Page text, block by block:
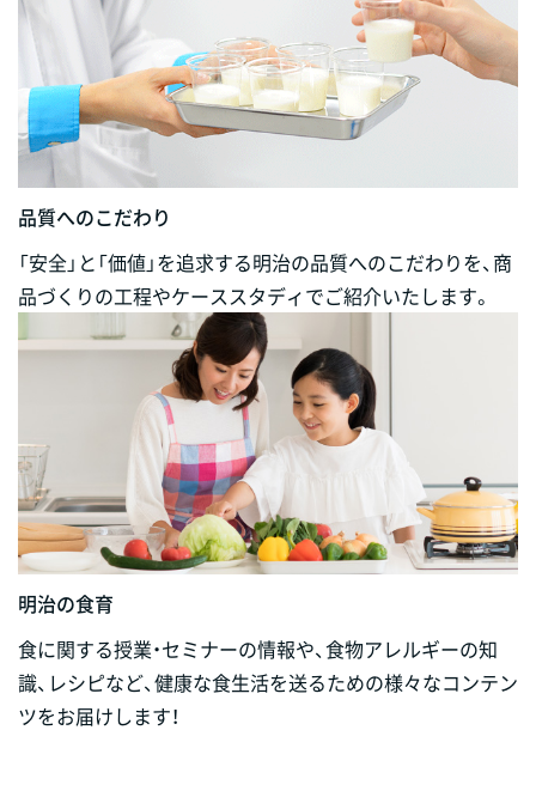
品質へのこだわり
「安全」と「価値」を追求する明治の品質へのこだわりを、商
品づくりの工程やケーススタディでご紹介いたします。
明治の食育
食に関する授業・セミナーの情報や、食物アレルギーの知
識、レシピなど、健康な食生活を送るための様々なコンテン
ツをお届けします！